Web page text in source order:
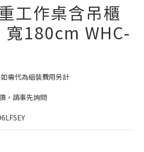
工作桌含吊櫃
寬180cm WHC-
需代為組裝費用另計
，請事先詢問